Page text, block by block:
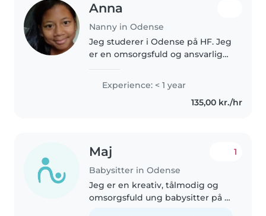
Anna
Nanny in Odense
Jeg studerer i Odense på HF. Jeg
er en omsorgsfuld og ansvarlig
sammen med børn. Jeg har
erfaring med at passe min
lillebror og mine yngre kusiner,
Experience: < 1 year
135,00 kr./hr
Maj
Babysitter in Odense
1
Jeg er en kreativ, tålmodig og
omsorgsfuld ung babysitter på 15